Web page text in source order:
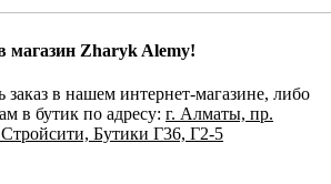
магазин Zharyk Alemy!
в нашем интернет-магазине, либо
в бутик по адресу: г. Алматы, пр.
Бутики Г36, Г2-5